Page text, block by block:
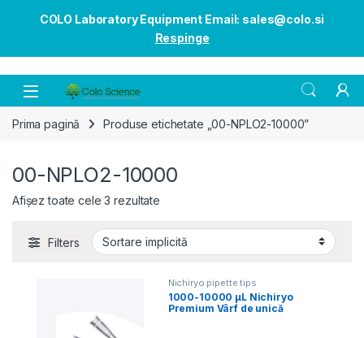
COLO Laboratory Equipment Email: sales@colo.si
Respinge
Open
Prima pagină Produse etichetate „00-NPLO2-10000”
00-NPLO2-10000
Afișez toate cele 3 rezultate
Filters
Nichiryo pipette tips
1000-10000 µL Nichiryo
Premium Vârf de unică